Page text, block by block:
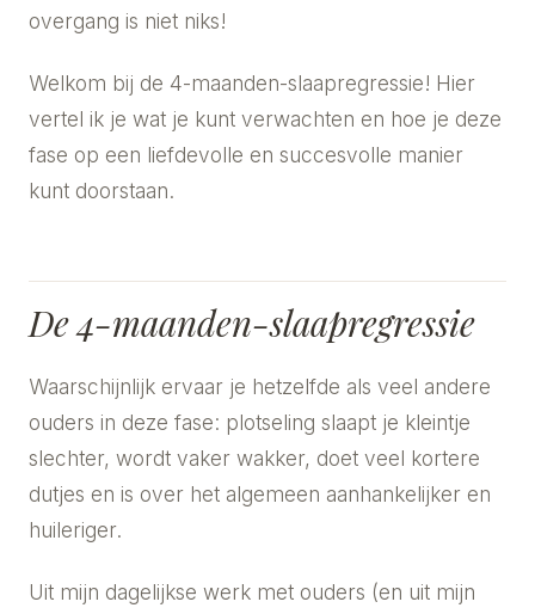
overgang is niet niks!
Welkom bij de 4-maanden-slaapregressie! Hier
vertel ik je wat je kunt verwachten en hoe je deze
fase op een liefdevolle en succesvolle manier
kunt doorstaan.
De 4-maanden-slaapregressie
Waarschijnlijk ervaar je hetzelfde als veel andere
ouders in deze fase: plotseling slaapt je kleintje
slechter, wordt vaker wakker, doet veel kortere
dutjes en is over het algemeen aanhankelijker en
huileriger.
Uit mijn dagelijkse werk met ouders (en uit mijn